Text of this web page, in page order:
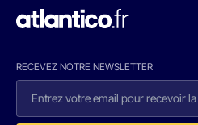
RECEVEZ NOTRE NEWSLETTER